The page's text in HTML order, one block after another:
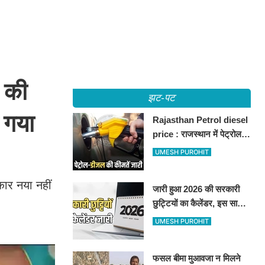
नया नहीं
झट-पट
Rajasthan Petrol diesel
price : राजस्थान में पेट्रोल-
डीजल की कीमतें जारी, जानिए
UMESH PUROHIT
जारी हुआ 2026 की सरकारी
छुट्टियों का कैलेंडर, इस साल
कई बार मिलेगा लगातार
UMESH PUROHIT
फसल बीमा मुआवजा न मिलने